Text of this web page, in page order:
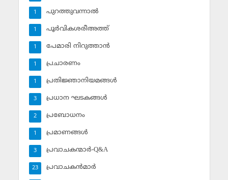
പുറത്തുവന്നാല്‍
1
പൂര്‍വികശരീഅത്ത്
1
പേമാരി നിറുത്താന്‍
1
പ്രചാരണം
1
പ്രതിജ്ഞാനിയമങ്ങള്‍
1
പ്രധാന ഘടകങ്ങള്‍
3
പ്രബോധനം
2
പ്രമാണങ്ങള്‍
1
പ്രവാചകന്മാര്‍-Q&A
3
പ്രവാചകന്‍മാര്‍
23